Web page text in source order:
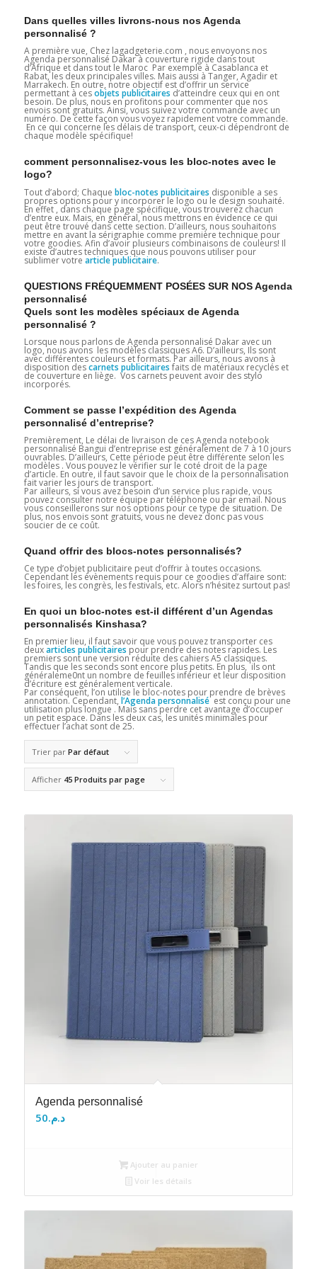
Dans quelles villes livrons-nous nos Agenda
personnalisé ?
A première vue, Chez lagadgeterie.com , nous envoyons nos
Agenda personnalisé Dakar à couverture rigide dans tout
d’Afrique et dans tout le Maroc Par exemple à Casablanca et
Rabat, les deux principales villes. Mais aussi à Tanger, Agadir et
Marrakech. En outre, notre objectif est d’offrir un service
permettant à cesobjets publicitaires d’atteindre ceux qui en ont
besoin. De plus, nous en profitons pour commenter que nos
envois sont gratuits. Ainsi, vous suivez votre commande avec un
numéro. De cette façon vous voyez rapidement votre commande.
En ce qui concerne les délais de transport, ceux-ci dépendront de
chaque modèle spécifique!
comment personnalisez-vous les bloc-notes avec le
logo?
Tout d’abord; Chaque bloc-notes publicitaires disponible a ses
propres options pour y incorporer le logo ou le design souhaité.
En effet , dans chaque page spécifique, vous trouverez chacun
d’entre eux. Mais, en général, nous mettrons en évidence ce qui
peut être trouvé dans cette section. D’ailleurs, nous souhaitons
mettre en avant la sérigraphie comme première technique pour
votre goodies. Afin d’avoir plusieurs combinaisons de couleurs! Il
existe d’autres techniques que nous pouvons utiliser pour
sublimer votre article publicitaire.
QUESTIONS FRÉQUEMMENT POSÉES SUR NOS Agenda
personnalisé
Quels sont les modèles spéciaux de Agenda
personnalisé ?
Lorsque nous parlons de Agenda personnalisé Dakar avec un
logo, nous avons les modèles classiques A6. D’ailleurs, Ils sont
avec différentes couleurs et formats. Par ailleurs, nous avons à
disposition descarnets publicitaires faits de matériaux recyclés et
de couverture en liège. Vos carnets peuvent avoir des stylo
incorporés.
Comment se passe l’expédition des Agenda
personnalisé d’entreprise?
Premièrement, Le délai de livraison de ces Agenda notebook
personnalisé Bangui d’entreprise est généralement de 7 à 10 jours
ouvrables. D’ailleurs, Cette période peut être différente selon les
modèles . Vous pouvez le vérifier sur le coté droit de la page
d’article. En outre, il faut savoir que le choix de la personnalisation
fait varier les jours de transport.
Par ailleurs, si vous avez besoin d’un service plus rapide, vous
pouvez consulter notre équipe par téléphone ou par email. Nous
vous conseillerons sur nos options pour ce type de situation. De
plus, nos envois sont gratuits, vous ne devez donc pas vous
soucier de ce coût.
Quand offrir des blocs-notes personnalisés?
Ce type d’objet publicitaire peut d’offrir à toutes occasions.
Cependant les évènements requis pour ce goodies d’affaire sont:
les foires, les congrès, les festivals, etc. Alors n’hésitez surtout pas!
En quoi un bloc-notes est-il différent d’un Agendas
personnalisés Kinshasa?
En premier lieu, il faut savoir que vous pouvez transporter ces
deuxarticles publicitaires pour prendre des notes rapides. Les
premiers sont une version réduite des cahiers A5 classiques.
Tandis que les seconds sont encore plus petits. En plus, ils ont
généraleme0nt un nombre de feuilles inférieur et leur disposition
d’écriture est généralement verticale.
Par conséquent, l’on utilise le bloc-notes pour prendre de brèves
annotation. Cependant, l’Agenda personnalisé est conçu pour une
utilisation plus longue . Mais sans perdre cet avantage d’occuper
un petit espace. Dans les deux cas, les unités minimales pour
effectuer l’achat sont de 25.
Trier par Par défaut
Afficher 45 Produits par page
Agenda personnalisé
د.م.50
Ajouter au panier
Voir les détails